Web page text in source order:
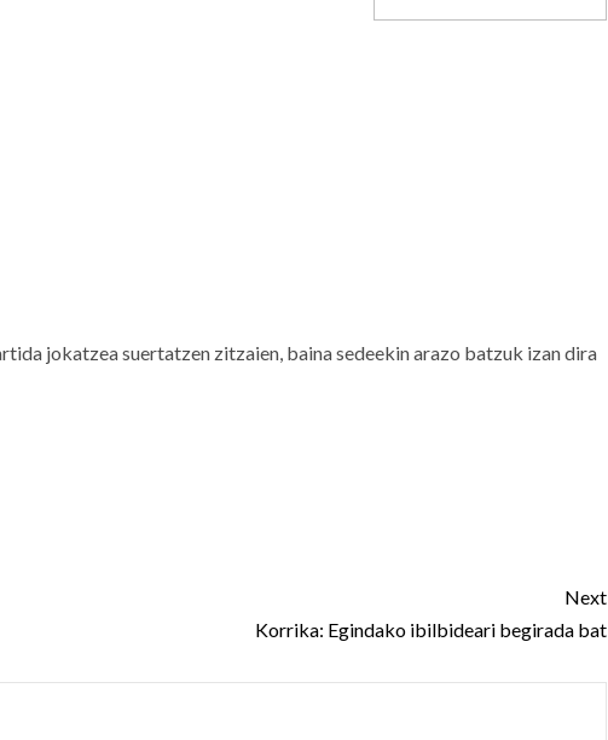
jokatzea suertatzen zitzaien, baina sedeekin arazo batzuk izan dira
Next
Korrika: Egindako ibilbideari begirada bat